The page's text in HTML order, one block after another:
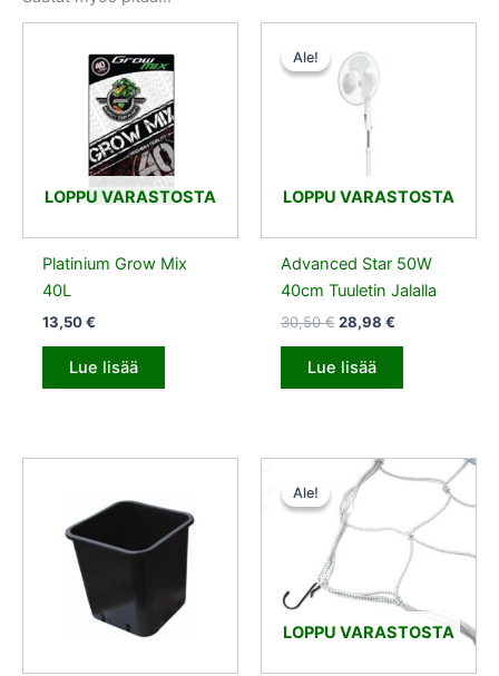
LOPPU VARASTOSTA
Platinium Grow Mix
40L
13,50€
Lue lisää
Ale!
LOPPU VARASTOSTA
Ale!
Advanced Star 50W
40cm Tuuletin Jalalla
30,50€
hinta
oli:
30,50 €.
28,98 €
Lue lisää
Ale!
LOPPU VARASTOSTA
Ale!
Alkuperäinen
hinta
oli:
10,50 €.
Nykyinen
hinta
9,45 €.